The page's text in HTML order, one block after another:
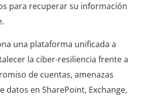
para recuperar su información
una plataforma unificada a
la ciber-resiliencia frente a
de cuentas, amenazas
datos en SharePoint, Exchange,